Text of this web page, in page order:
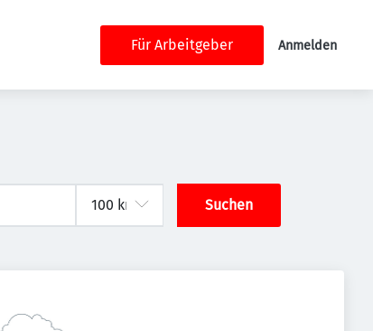
Für Arbeitgeber Anmelden
Suchen